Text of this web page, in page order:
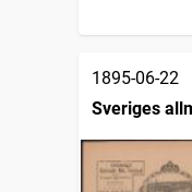
1895-06-22
Sveriges